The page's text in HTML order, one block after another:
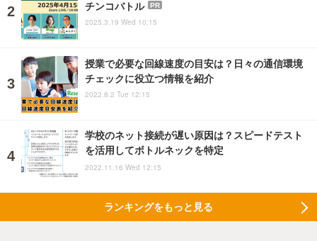
チンコバトル
PR
2025.3.19 Wed 10:15
授業で必要な回線速度の目安は？日々の通信環境
チェックに役立つ情報を紹介
2022.8.2 Tue 12:15
学校のネット接続が遅い原因は？スピードテスト
を活用してボトルネックを特定
2022.11.16 Wed 12:15
ランキングをもっと見る